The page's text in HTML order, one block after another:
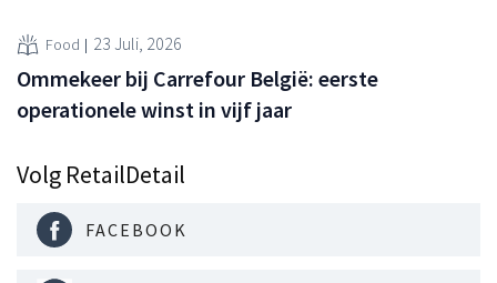
Food 23 Juli, 2026
Ommekeer bij Carrefour België: eerste
operationele winst in vijf jaar
Volg RetailDetail
FACEBOOK